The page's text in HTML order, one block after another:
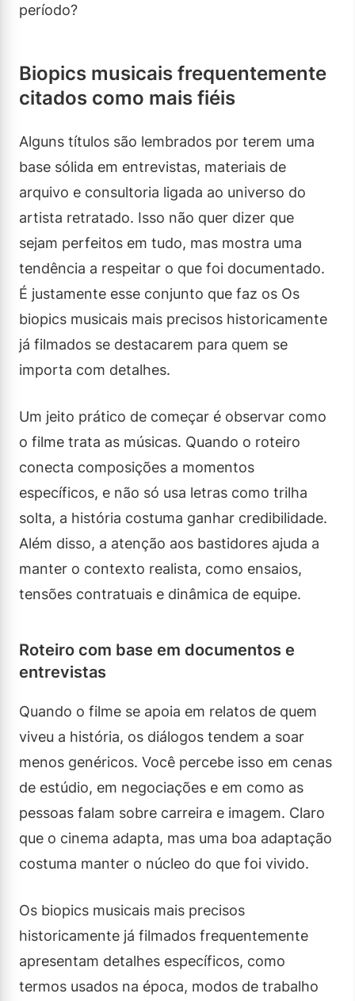
período?
Biopics musicais frequentemente
citados como mais fiéis
Alguns títulos são lembrados por terem uma
base sólida em entrevistas, materiais de
arquivo e consultoria ligada ao universo do
artista retratado. Isso não quer dizer que
sejam perfeitos em tudo, mas mostra uma
tendência a respeitar o que foi documentado.
É justamente esse conjunto que faz os Os
biopics musicais mais precisos historicamente
já filmados se destacarem para quem se
importa com detalhes.
Um jeito prático de começar é observar como
o filme trata as músicas. Quando o roteiro
conecta composições a momentos
específicos, e não só usa letras como trilha
solta, a história costuma ganhar credibilidade.
Além disso, a atenção aos bastidores ajuda a
manter o contexto realista, como ensaios,
tensões contratuais e dinâmica de equipe.
Roteiro com base em documentos e
entrevistas
Quando o filme se apoia em relatos de quem
viveu a história, os diálogos tendem a soar
menos genéricos. Você percebe isso em cenas
de estúdio, em negociações e em como as
pessoas falam sobre carreira e imagem. Claro
que o cinema adapta, mas uma boa adaptação
costuma manter o núcleo do que foi vivido.
Os biopics musicais mais precisos
historicamente já filmados frequentemente
apresentam detalhes específicos, como
termos usados na época, modos de trabalho